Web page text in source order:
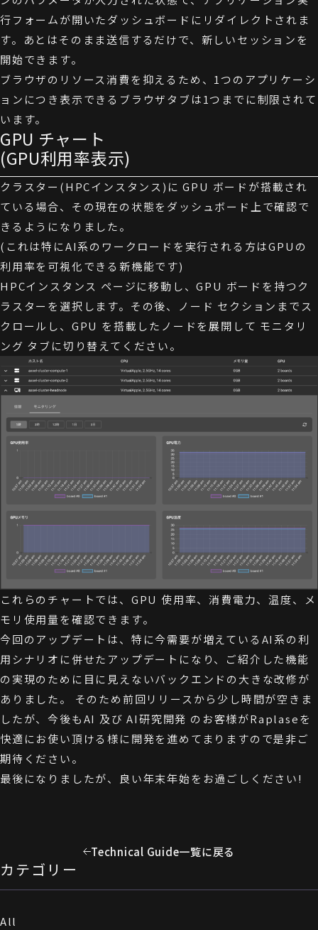
カテゴリー
All
行フォームが開いたダッシュボードにリダイレクトされま
す。あとはそのまま送信するだけで、新しいセッションを
開始できます。
ブラウザのリソース消費を抑えるため、1つのアプリケーシ
ョンにつき表示できるブラウザタブは1つまでに制限されて
います。
GPU チャート
(GPU利用率表示)
クラスター(HPCインスタンス)に GPU ボードが搭載され
ている場合、その現在の状態をダッシュボード上で確認で
きるようになりました。
(これは特にAI系のワークロードを実行される方はGPUの
利用率を可視化できる新機能です)
HPCインスタンス ページに移動し、GPU ボードを持つク
ラスターを選択します。その後、ノード セクションまでス
クロールし、GPU を搭載したノードを展開して モニタリ
ング タブに切り替えてください。
これらのチャートでは、GPU 使用率、消費電力、温度、メ
モリ使用量を確認できます。
今回のアップデートは、特に今需要が増えているAI系の利
用シナリオに併せたアップデートになり、ご紹介した機能
の実現のために目に見えないバックエンドの大きな改修が
ありました。 そのため前回リリースから少し時間が空きま
したが、今後もAI 及び AI研究開発 のお客様がRaplaseを
快適にお使い頂ける様に開発を進めてまりますので是非ご
期待ください。
最後になりましたが、良い年末年始をお過ごしください!
Technical Guide一覧に戻る